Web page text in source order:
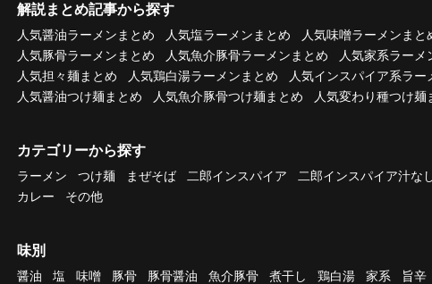
解説まとめ記事から探す
人気醤油ラーメンまとめ 人気塩ラーメンまとめ
人気味噌ラーメンまと
人気豚骨ラーメンまとめ
人気魚介豚骨ラーメンまとめ
人気家系ラーメ
人気担々麺まとめ
人気鶏白湯ラーメンまとめ
人気インスパイア系ラー
人気醤油つけ麺まとめ
人気魚介豚骨つけ麺まとめ 人気変わり種つけ麺
カテゴリーから探す
ラーメン つけ麺 まぜそば 二郎インスパイア 二郎インスパイア汁な
カレー
その他
味別
醤油 塩 味噌 豚骨 豚骨醤油 魚介豚骨 煮干し 鶏白湯 家系 旨辛